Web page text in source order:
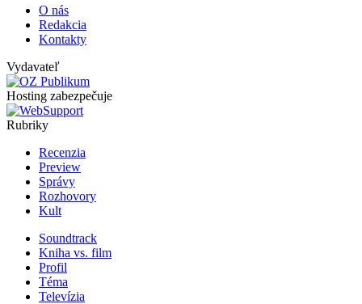
O nás
Redakcia
Kontakty
Vydavateľ
Hosting zabezpečuje
Rubriky
Recenzia
Preview
Správy
Rozhovory
Kult
Soundtrack
Kniha vs. film
Profil
Téma
Televízia